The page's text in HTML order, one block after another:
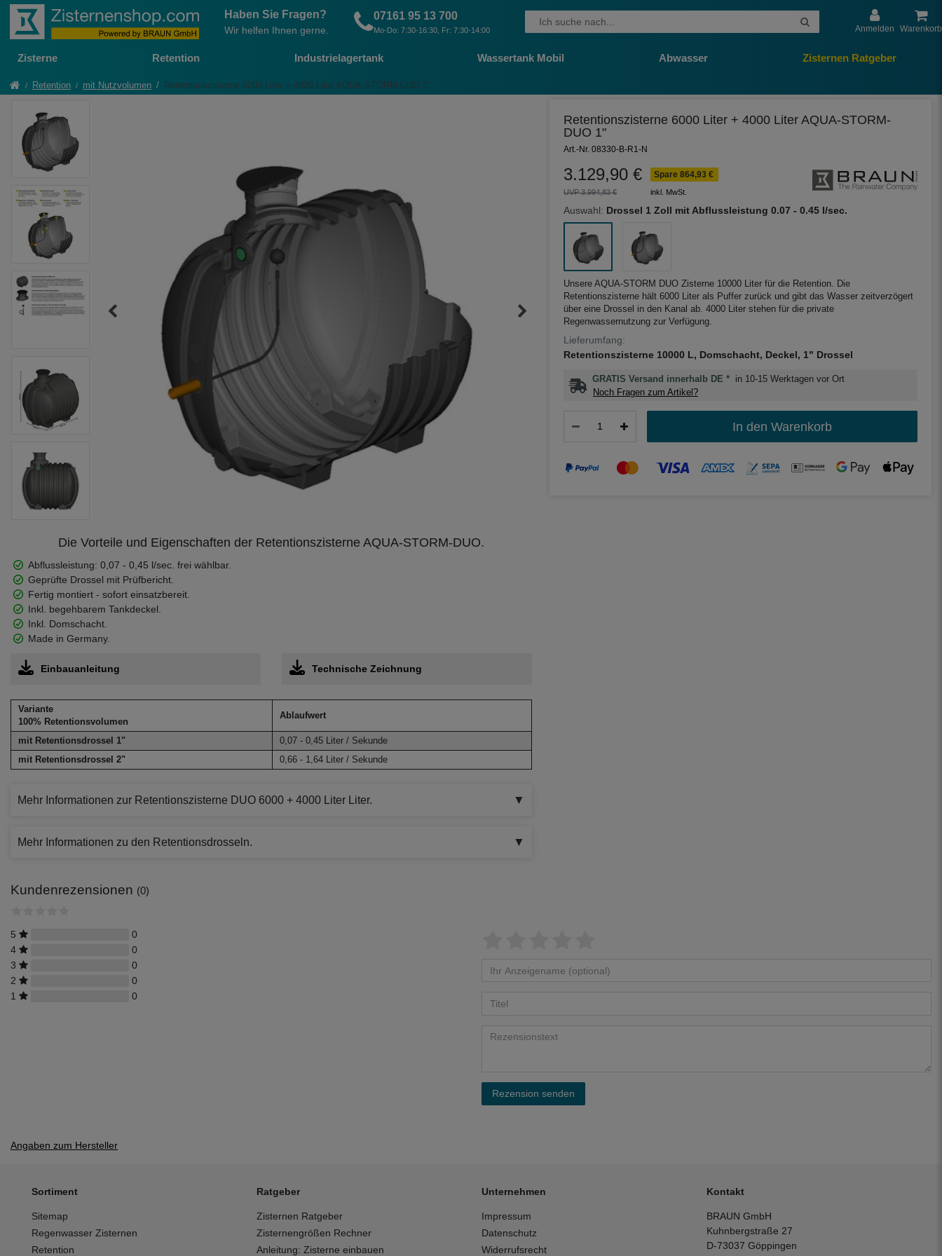
Haben Sie Fragen?
Wir helfen Ihnen gerne.
07161 95 13 700
Mo-Do: 7:30-16:30, Fr: 7:30-14:00 Anmelden Warenkorb
Zisterne Retention Industrielagertank Wassertank Mobil Abwasser Zisternen Ratgeber
Retention mit Nutzvolumen Retentionszisterne 6000 Liter + 4000 Liter AQUA-STORM-DUO 1"
Retentionszisterne 6000 Liter + 4000 Liter AQUA-STORM-
DUO 1"
Art.-Nr. 08330-B-R1-N
3.129,90 € Spare 864,93 €
UVP 3.994,83 € inkl. MwSt.
Auswahl: Drossel 1 Zoll mit Abflussleistung 0.07 - 0.45 l/sec.
Unsere AQUA-STORM DUO Zisterne 10000 Liter für die Retention. Die
Retentionszisterne hält 6000 Liter als Puffer zurück und gibt das Wasser zeitverzögert
über eine Drossel in den Kanal ab. 4000 Liter stehen für die private
Regenwassernutzung zur Verfügung.
Lieferumfang:
Retentionszisterne 10000 L, Domschacht, Deckel, 1" Drossel
GRATIS Versand innerhalb DE *
in 10-15 Werktagen vor Ort
Noch Fragen zum Artikel?
In den Warenkorb
Die Vorteile und Eigenschaften der Retentionszisterne AQUA-STORM-DUO.
Abflussleistung: 0,07 - 0,45 l/sec. frei wählbar.
Geprüfte Drossel mit Prüfbericht.
Fertig montiert - sofort einsatzbereit.
Inkl. begehbarem Tankdeckel.
Inkl. Domschacht.
Made in Germany.
Einbauanleitung Technische Zeichnung
Variante
100% Retentionsvolumen
Ablaufwert
mit Retentionsdrossel 1"
0,07 - 0,45 Liter / Sekunde
mit Retentionsdrossel 2"
0,66 - 1,64 Liter / Sekunde
Mehr Informationen zur Retentionszisterne DUO 6000 + 4000 Liter Liter.
Mehr Informationen zu den Retentionsdrosseln.
Kundenrezensionen (0)
5
0
4
0
3
0
2
0
1
0
Rezension senden
Angaben zum Hersteller
Sortiment
Sitemap
Regenwasser Zisternen
Retention
Ratgeber
Zisternen Ratgeber
Zisternengrößen Rechner
Anleitung: Zisterne einbauen
Unternehmen
Impressum
Datenschutz
Widerrufsrecht
Kontakt
BRAUN GmbH
Kuhnbergstraße 27
D-73037 Göppingen